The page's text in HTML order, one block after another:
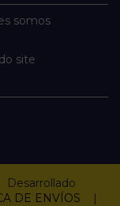
somos
site
DE ENVÍOS |